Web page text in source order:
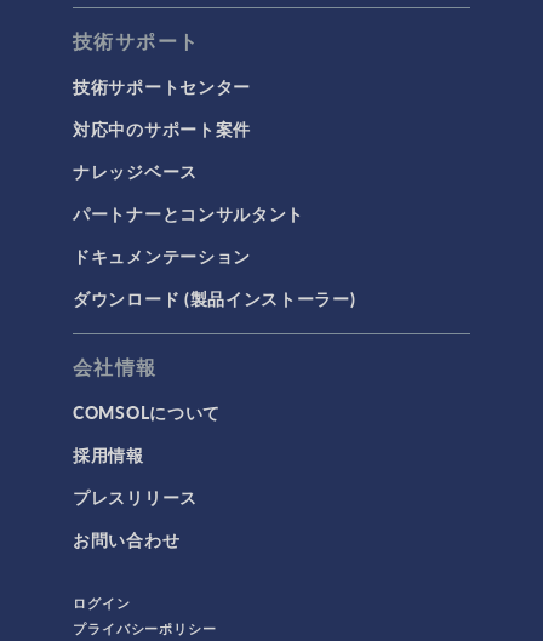
技術サポート
技術サポートセンター
対応中のサポート案件
ナレッジベース
パートナーとコンサルタント
ドキュメンテーション
ダウンロード (製品インストーラー)
会社情報
COMSOLについて
採用情報
プレスリリース
お問い合わせ
ログイン
プライバシーポリシー